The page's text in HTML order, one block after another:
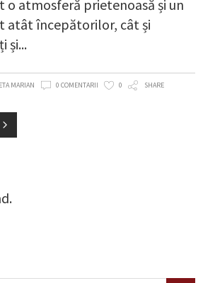
o atmosferă prietenoasă și un
atât începătorilor, cât și
și
MARIAN 0 COMENTARII 0 SHARE